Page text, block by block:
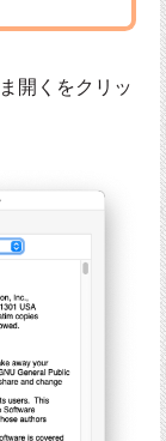
開くをクリッ